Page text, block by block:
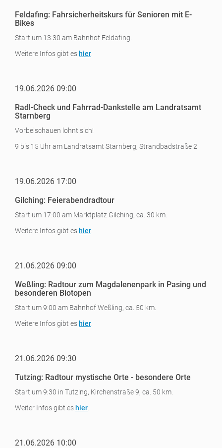
Feldafing: Fahrsicherheitskurs für Senioren mit E-
Bikes
Start um 13:30 am Bahnhof Feldafing.
Weitere Infos gibt es hier
19.06.2026 09:00
Radl-Check und Fahrrad-Dankstelle am Landratsamt
Starnberg
Vorbeischauen lohnt sich!
9 bis 15 Uhr am Landratsamt Starnberg, Strandbadstraße 2
19.06.2026 17:00
Gilching: Feierabendradtour
Start um 17:00 am Marktplatz Gilching, ca. 30 km.
Weitere Infos gibt es hier
21.06.2026 09:00
Weßling: Radtour zum Magdalenenpark in Pasing und
besonderen Biotopen
Start um 9:00 am Bahnhof Weßling, ca. 50 km.
Weitere Infos gibt es hier
21.06.2026 09:30
Tutzing: Radtour mystische Orte - besondere Orte
Start um 9:30 in Tutzing, Kirchenstraße 9, ca. 50 km.
Weiter Infos gibt es hier
21.06.2026 10:00